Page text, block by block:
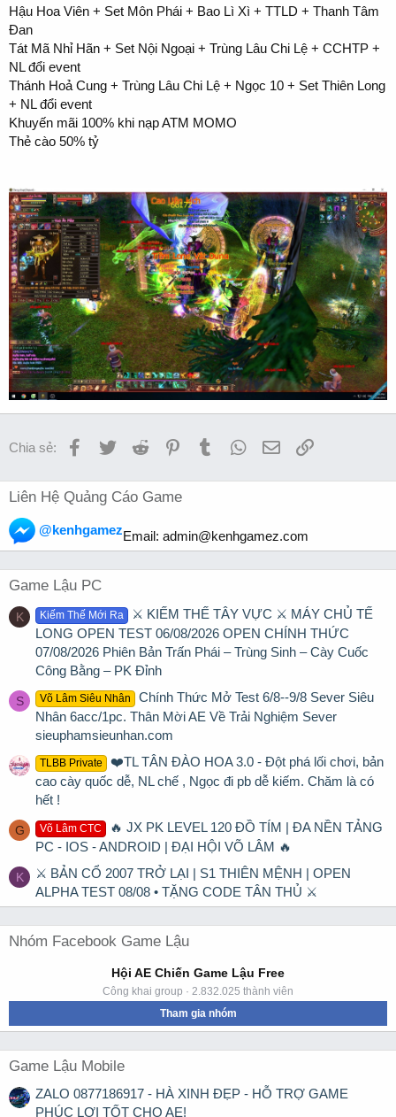
Hậu Hoa Viên + Set Môn Phái + Bao Lì Xì + TTLD + Thanh Tâm
Đan
Tát Mã Nhỉ Hãn + Set Nội Ngoại + Trùng Lâu Chi Lệ + CCHTP +
NL đổi event
Thánh Hoả Cung + Trùng Lâu Chi Lệ + Ngọc 10 + Set Thiên Long
+ NL đổi event
Khuyến mãi 100% khi nạp ATM MOMO
Thẻ cào 50% tỷ
Chia sẻ: Facebook
TwitterReddit PinterestTumblrWhatsApp
EmailLink
Liên Hệ Quảng Cáo Game
@kenhgamezEmail: admin@kenhgamez.com
Game Lậu PC
K Kiếm Thế Mới Ra
⚔️ KIẾM THẾ TÂY VỰC ⚔️ MÁY CHỦ TẾ
LONG OPEN TEST 06/08/2026 OPEN CHÍNH THỨC
07/08/2026 Phiên Bản Trấn Phái – Trùng Sinh – Cày Cuốc
Công Bằng – PK Đỉnh
S Võ Lâm Siêu Nhân
Chính Thức Mở Test 6/8--9/8 Sever Siêu
Nhân 6acc/1pc. Thân Mời AE Về Trải Nghiệm Sever
sieuphamsieunhan.com
TLBB Private
❤️TL TÂN ĐÀO HOA 3.0 - Đột phá lối chơi, bản
cao cày quốc dễ, NL chế , Ngọc đi pb dễ kiếm. Chăm là có
hết !
G Võ Lâm CTC
🔥 JX PK LEVEL 120 ĐỒ TÍM | ĐA NỀN TẢNG
PC - IOS - ANDROID | ĐẠI HỘI VÕ LÂM 🔥
K
⚔ BẢN CỔ 2007 TRỞ LẠI | S1 THIÊN MỆNH | OPEN
ALPHA TEST 08/08 • TẶNG CODE TÂN THỦ ⚔
Nhóm Facebook Game Lậu
Hội AE Chiến Game Lậu Free
Công khai group · 2.832.025 thành viên
Tham gia nhóm
Game Lậu Mobile
ZALO 0877186917 - HÀ XINH ĐẸP - HỖ TRỢ GAME
PHÚC LỢI TỐT CHO AE!